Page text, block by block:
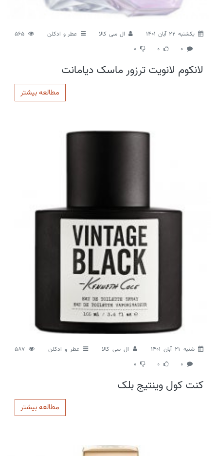
يكشنبه 22 آبان 1401 ال سی کالا عطر و ادکلن
565
0
0
0
لانکوم لانویت ترزور ماسک دیامانت
مطالعه بیشتر
شنبه 21 آبان 1401 ال سی کالا عطر و ادکلن
587
0
0
0
کنت کول وینتیج بلک
مطالعه بیشتر